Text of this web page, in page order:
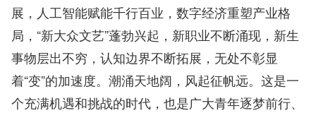
展，人工智能赋能千行百业，数字经济重塑产业格
局，“新大众文艺”蓬勃兴起，新职业不断涌现，新生
事物层出不穷，认知边界不断拓展，无处不彰显
着“变”的加速度。潮涌天地阔，风起征帆远。这是一
个充满机遇和挑战的时代，也是广大青年逐梦前行、